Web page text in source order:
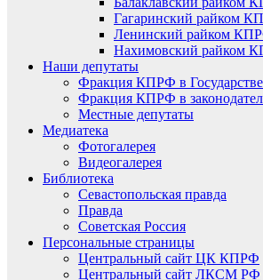
Гагаринский райком
Ленинский райком
Нахимовский райком
Наши депутаты
Фракция КПРФ в
Фракция КПРФ в
Местные депутаты
Медиатека
Фотогалерея
Видеогалерея
Библиотека
Севастопольская правда
Правда
Советская Россия
Персональные страницы
Центральный сайт ЦК КПРФ
Центральный сайт ЛКСМ РФ